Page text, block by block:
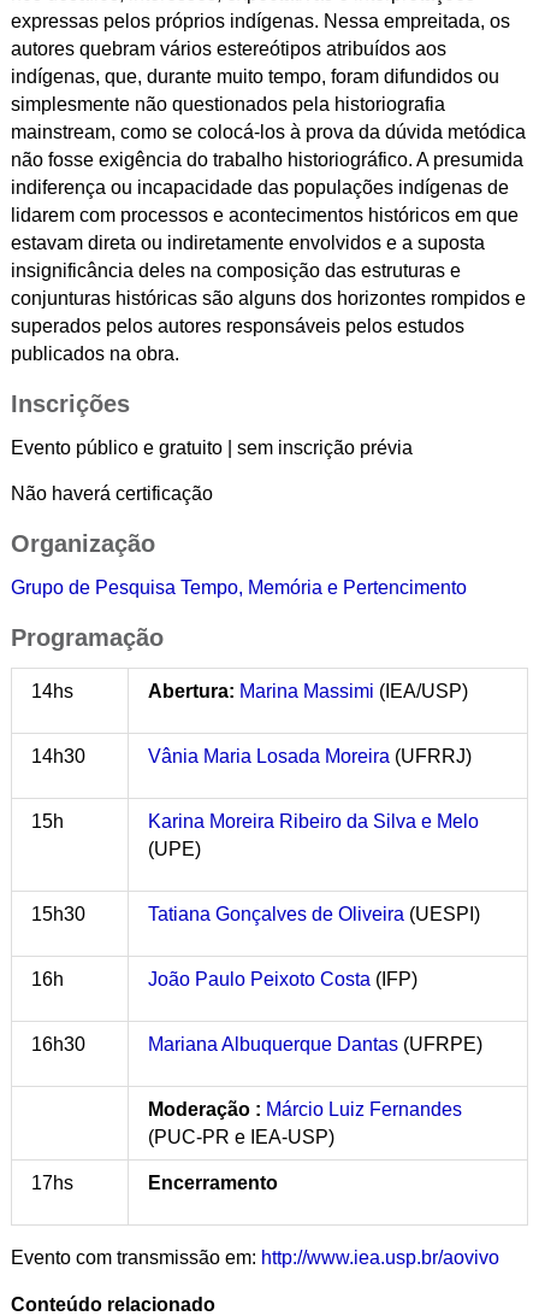
expressas pelos próprios indígenas. Nessa empreitada, os
autores quebram vários estereótipos atribuídos aos
indígenas, que, durante muito tempo, foram difundidos ou
simplesmente não questionados pela historiografia
mainstream, como se colocá-los à prova da dúvida metódica
não fosse exigência do trabalho historiográfico. A presumida
indiferença ou incapacidade das populações indígenas de
lidarem com processos e acontecimentos históricos em que
estavam direta ou indiretamente envolvidos e a suposta
insignificância deles na composição das estruturas e
conjunturas históricas são alguns dos horizontes rompidos e
superados pelos autores responsáveis pelos estudos
publicados na obra.
Inscrições
Evento público e gratuito | sem inscrição prévia
Não haverá certificação
Organização
Grupo de Pesquisa Tempo, Memória e Pertencimento
Programação
14hs Abertura: Marina Massimi (IEA/USP)
14h30 Vânia Maria Losada Moreira (UFRRJ)
15h
Karina Moreira Ribeiro da Silva e Melo
(UPE)
15h30 Tatiana Gonçalves de Oliveira (UESPI)
16h João Paulo Peixoto Costa (IFP)
16h30 Mariana Albuquerque Dantas(UFRPE)
Moderação : Márcio Luiz Fernandes
(PUC-PR e IEA-USP)
17hs Encerramento
Evento com transmissão em: http://www.iea.usp.br/aovivo
Conteúdo relacionado